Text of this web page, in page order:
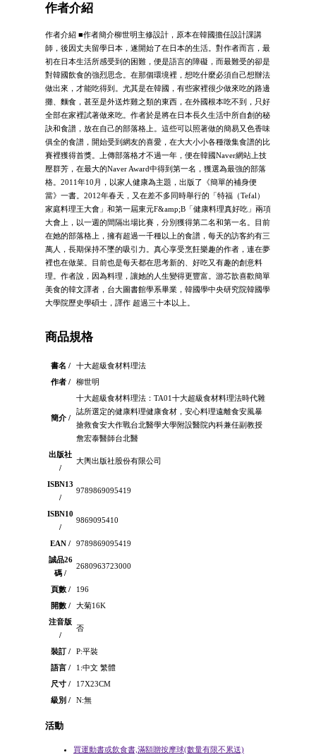
作者介紹
作者介紹 ■作者簡介柳世明主修設計，原本在韓國擔任設計課講
師，後因丈夫留學日本，遂開始了在日本的生活。對作者而言，最
初在日本生活所感受到的困難，便是語言的障礙，而最難受的卻是
對韓國飲食的強烈思念。在那個環境裡，想吃什麼必須自己想辦法
做出來，才能吃得到。尤其是在韓國，有些家裡很少做來吃的路邊
攤、麵食，甚至是外送炸雞之類的東西，在外國根本吃不到，只好
全部在家裡試著做來吃。作者於是將在日本長久生活中所自創的秘
訣和食譜，放在自己的部落格上。這些可以照著做的簡易又色香味
俱全的食譜，開始受到網友的喜愛，在大大小小各種徵集食譜的比
賽裡獲得首獎。上傳部落格才不過一年，便在韓國Naver網站上技
壓群芳，在最大的Naver Award中得到第一名，獲選為最強的部落
格。2011年10月，以家人健康為主題，出版了《簡單的補身便
當》一書。2012年春天，又在差不多同時舉行的「特福（Tefal）
家庭料理王大會」和第一屆東元F&amp;B「健康料理真好吃」兩項
大會上，以一週的間隔出場比賽，分別獲得第二名和第一名。目前
在她的部落格上，擁有超過一千種以上的食譜，每天的訪客約有三
萬人，長期保持不墜的吸引力。真心享受烹飪樂趣的作者，連在夢
裡也在做菜。目前也是每天都在思考新的、好吃又有趣的創意料
理。作者說，因為料理，讓她的人生變得更豐富。游芯歆喜歡簡單
美食的韓文譯者，台大圖書館學系畢業，韓國學中央研究院韓國學
大學院歷史學碩士，譯作 超過三十本以上。
商品規格
書名 /
十大超級食材料理法
作者 /
柳世明
簡介 /
十大超級食材料理法：TA01十大超級食材料理法時代雜
誌所選定的健康料理健康食材，安心料理遠離食安風暴
搶救食安大作戰台北醫學大學附設醫院內科兼任副教授
詹宏泰醫師台北醫
出版社
/
大輿出版社股份有限公司
ISBN13
/
9789869095419
ISBN10
/
9869095410
EAN /
9789869095419
誠品26
碼 /
2680963723000
頁數 /
196
開數 /
大菊16K
注音版
/
否
裝訂 /
P:平裝
語言 /
1:中文 繁體
尺寸 /
17X23CM
級別 /
N:無
活動
買運動書或飲食書,滿額贈按摩球(數量有限不累送)